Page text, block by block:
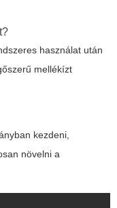
használat után
mellékízt
kezdeni,
növelni a